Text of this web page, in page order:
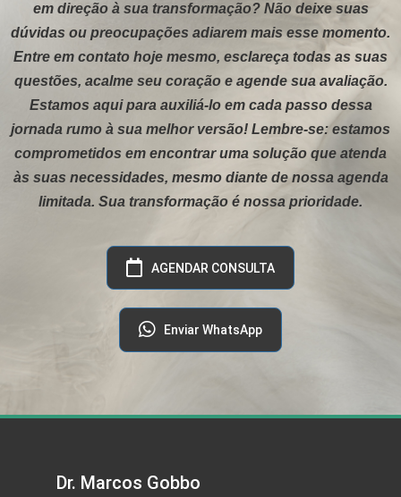
em direção à sua transformação? Não deixe suas
dúvidas ou preocupações adiarem mais esse momento.
Entre em contato hoje mesmo, esclareça todas as suas
questões, acalme seu coração e agende sua avaliação.
Estamos aqui para auxiliá-lo em cada passo dessa
jornada rumo à sua melhor versão! Lembre-se: estamos
comprometidos em encontrar uma solução que atenda
às suas necessidades, mesmo diante de nossa agenda
limitada. Sua transformação é nossa prioridade.
AGENDAR CONSULTA
Enviar WhatsApp
Dr. Marcos Gobbo